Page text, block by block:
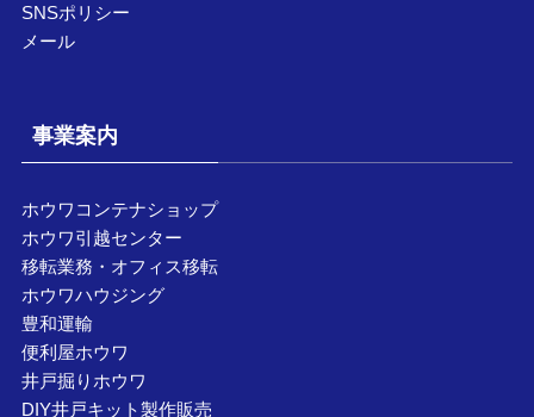
SNSポリシー
メール
事業案内
ホウワコンテナショップ
ホウワ引越センター
移転業務・オフィス移転
ホウワハウジング
豊和運輸
便利屋ホウワ
井戸掘りホウワ
DIY井戸キット製作販売